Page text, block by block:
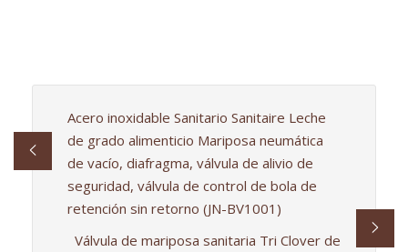
Acero inoxidable Sanitario Sanitaire Leche
de grado alimenticio Mariposa neumática
de vacío, diafragma, válvula de alivio de
seguridad, válvula de control de bola de
retención sin retorno (JN-BV1001)
Válvula de mariposa sanitaria Tri Clover de